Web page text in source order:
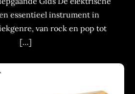
essentieel instrument in
van rock en pop tot
[…]